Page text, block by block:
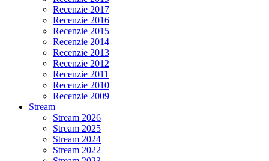
Recenzie 2017
Recenzie 2016
Recenzie 2015
Recenzie 2014
Recenzie 2013
Recenzie 2012
Recenzie 2011
Recenzie 2010
Recenzie 2009
Stream
Stream 2026
Stream 2025
Stream 2024
Stream 2022